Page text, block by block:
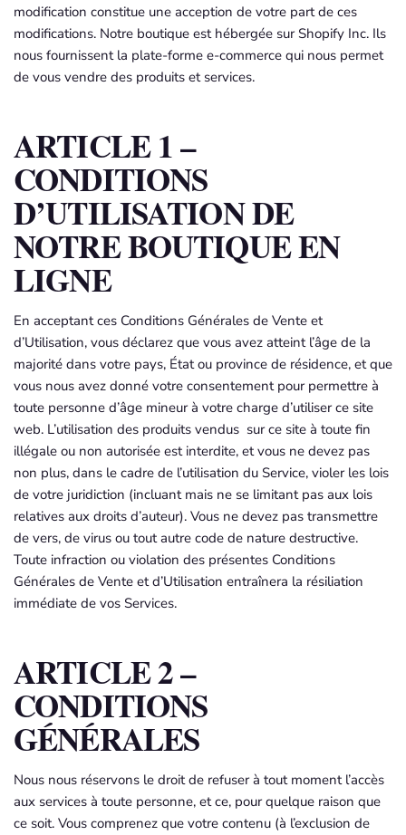
modification constitue une acception de votre part de ces
modifications. Notre boutique est hébergée sur Shopify Inc. Ils
nous fournissent la plate-forme e-commerce qui nous permet
de vous vendre des produits et services.
ARTICLE 1 –
CONDITIONS
D’UTILISATION DE
NOTRE BOUTIQUE EN
LIGNE
En acceptant ces Conditions Générales de Vente et
d’Utilisation, vous déclarez que vous avez atteint l’âge de la
majorité dans votre pays, État ou province de résidence, et que
vous nous avez donné votre consentement pour permettre à
toute personne d’âge mineur à votre charge d’utiliser ce site
web. L’utilisation des produits vendus sur ce site à toute fin
illégale ou non autorisée est interdite, et vous ne devez pas
non plus, dans le cadre de l’utilisation du Service, violer les lois
de votre juridiction (incluant mais ne se limitant pas aux lois
relatives aux droits d’auteur). Vous ne devez pas transmettre
de vers, de virus ou tout autre code de nature destructive.
Toute infraction ou violation des présentes Conditions
Générales de Vente et d’Utilisation entraînera la résiliation
immédiate de vos Services.
ARTICLE 2 –
CONDITIONS
GÉNÉRALES
Nous nous réservons le droit de refuser à tout moment l’accès
aux services à toute personne, et ce, pour quelque raison que
ce soit. Vous comprenez que votre contenu (à l’exclusion de